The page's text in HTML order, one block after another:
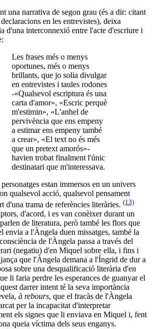
una narrativa de segon grau (és a dir: citant
en les entrevistes), deixa
d'una interconnexió entre l'acte d'escriure i
Les frases més o menys
oportunes, més o menys
brillants, que jo solia divulgar
en entrevistes i taules rodones
-«Qualsevol escriptura és una
carta d'amor», «Escric perquè
m'estimin», «L'anhel de
pervivència que ens empeny
a estimar ens empeny també
a crear», «El text no és més
que un pretext amorós»-
havien trobat finalment l'únic
destinatari que m'interessava.
estan immersos en un univers
qualsevol acció, qualsevol pensament
d'una trama de referències literàries. (13)
d'acord, i es van conèixer durant un
de literatura, però també les flors que
envia a l'Àngela duen missatges, també la
de l'Àngela passa a través del
(negatiu) d'en Miquel sobre ella, i fins i
que l'Àngela demana a l'Íngrid de dur a
sobre una desqualificació literària d'en
li faria perdre les esperances de guanyar el
darrer intent té la seva importància
à rebours, que el fracàs de l'Àngela
per la incapacitat d'interpretar
els signes que li enviava en Miquel i, fent
queia víctima dels seus enganys.